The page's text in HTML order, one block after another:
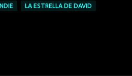
INDIE LA ESTRELLA DE DAVID